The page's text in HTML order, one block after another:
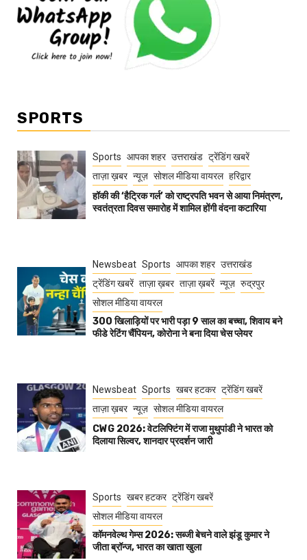
SPORTS
Sports आपका शहर उत्तराखंड ट्रेंडिंग खबरें
ताज़ा ख़बर न्यूज़ सोशल मीडिया वायरल हरिद्वार
हॉकी की ‘हैट्रिक गर्ल’ को राष्ट्रपति भवन से आया निमंत्रण,
स्वतंत्रता दिवस समारोह में शामिल होंगी वंदना कटारिया
Newsbeat Sports आपका शहर उत्तराखंड
ट्रेंडिंग खबरें ताज़ा ख़बर ताज़ा ख़बरें न्यूज़ रुद्रपुर
सोशल मीडिया वायरल
300 खिलाड़ियों पर भारी पड़ा 9 साल का बच्चा, शिवाय बने
फीडे रेटिंग चैंपियन, कोरोना ने बना दिया चेस प्लेयर
Newsbeat Sports खबर हटकर ट्रेंडिंग खबरें
ताज़ा ख़बर न्यूज़ सोशल मीडिया वायरल
CWG 2026: वेटलिफ्टिंग में राजा मुथुपांडी ने भारत को
दिलाया सिल्वर, शानदार प्रदर्शन जारी
Sports खबर हटकर ट्रेंडिंग खबरें
सोशल मीडिया वायरल
कॉमनवेल्थ गेम्स 2026: सब्जी बेचने वाले झंडू कुमार ने
जीता ब्रॉन्ज, भारत का खाता खुला